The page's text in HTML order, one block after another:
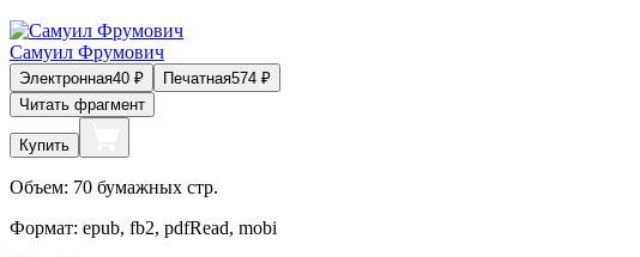
Самуил Фрумович
Электронная40 ₽ Печатная574 ₽
Читать фрагмент
Купить
Объем: 70 бумажных стр.
Формат: epub, fb2, pdfRead, mobi